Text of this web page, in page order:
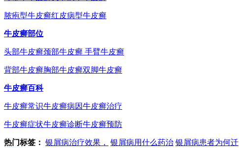
脓疱型牛皮癣红皮病型牛皮癣
牛皮癣部位
头部牛皮癣颈部牛皮癣 手臂牛皮癣
背部牛皮癣胸部牛皮癣双脚牛皮癣
牛皮癣百科
牛皮癣常识牛皮癣病因牛皮癣治疗
牛皮癣症状牛皮癣诊断牛皮癣预防
热门标签： 银屑病治疗效果， 银屑病用什么药治 银屑病患者为何迁